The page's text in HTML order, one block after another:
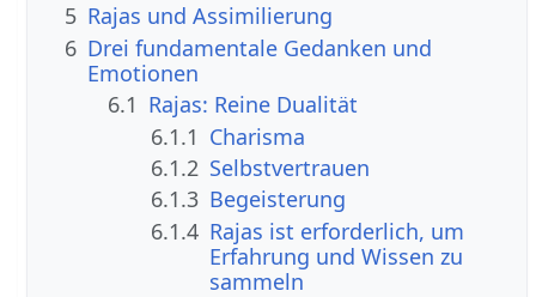
5 Rajas und Assimilierung
6 Drei fundamentale Gedanken und
Emotionen
6.1 Rajas: Reine Dualität
6.1.1 Charisma
6.1.2 Selbstvertrauen
6.1.3 Begeisterung
6.1.4 Rajas ist erforderlich, um
Erfahrung und Wissen zu
sammeln